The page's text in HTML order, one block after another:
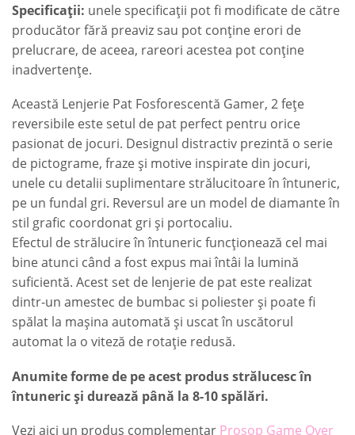
Specificații: unele specificații pot fi modificate de către
producător fără preaviz sau pot conține erori de
prelucrare, de aceea, rareori acestea pot conține
inadvertențe.
Această Lenjerie Pat Fosforescentă Gamer, 2 fețe
reversibile este setul de pat perfect pentru orice
pasionat de jocuri. Designul distractiv prezintă o serie
de pictograme, fraze și motive inspirate din jocuri,
unele cu detalii suplimentare strălucitoare în întuneric,
pe un fundal gri. Reversul are un model de diamante în
stil grafic coordonat gri și portocaliu.
Efectul de strălucire în întuneric funcționează cel mai
bine atunci când a fost expus mai întâi la lumină
suficientă. Acest set de lenjerie de pat este realizat
dintr-un amestec de bumbac si poliester și poate fi
spălat la mașina automată și uscat în uscătorul
automat la o viteză de rotație redusă.
Anumite forme de pe acest produs strălucesc în
întuneric și durează până la 8-10 spălări.
Vezi aici un produs complementar Prosop Game Over